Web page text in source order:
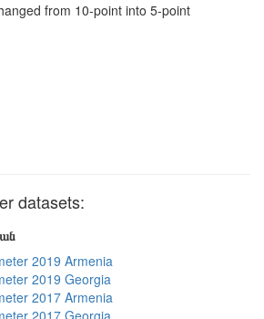
from 10-point into 5-point
datasets:
2019 Armenia
2019 Georgia
2017 Armenia
2017 Georgia